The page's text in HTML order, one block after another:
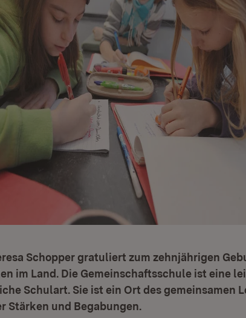
Schopper gratuliert zum zehnjährigen
im Land. Die Gemeinschaftsschule ist eine
Schulart. Sie ist ein Ort des gemeinsamen
Stärken und Begabungen.